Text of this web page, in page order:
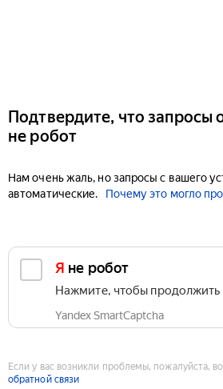
Подтвердите, что запросы
не робот
Нам очень жаль, но запросы с вашего
автоматические.
Почему это могло
Я не робот
Нажмите, чтобы продолжить
Yandex SmartCaptcha
Если у вас возникли проблемы, пожалуйста,
обратной связи